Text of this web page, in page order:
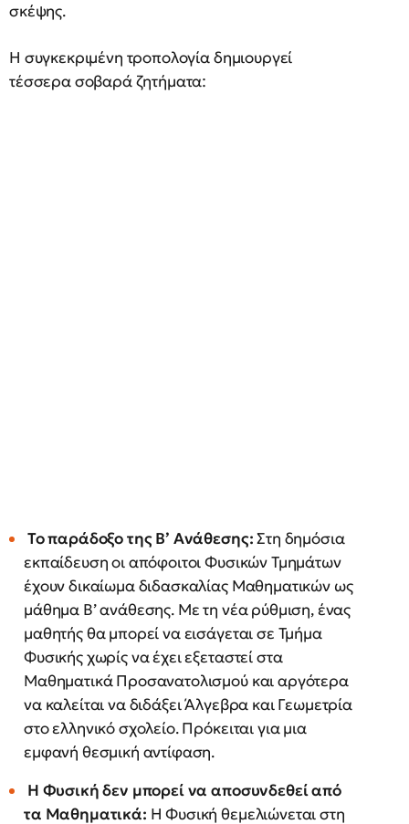
σκέψης.
Η συγκεκριμένη τροπολογία δημιουργεί
τέσσερα σοβαρά ζητήματα:
Το παράδοξο της Β’ Ανάθεσης:Στη δημόσια
εκπαίδευση οι απόφοιτοι Φυσικών Τμημάτων
έχουν δικαίωμα διδασκαλίας Μαθηματικών ως
μάθημα Β’ ανάθεσης. Με τη νέα ρύθμιση, ένας
μαθητής θα μπορεί να εισάγεται σε Τμήμα
Φυσικής χωρίς να έχει εξεταστεί στα
Μαθηματικά Προσανατολισμού και αργότερα
να καλείται να διδάξει Άλγεβρα και Γεωμετρία
στο ελληνικό σχολείο. Πρόκειται για μια
εμφανή θεσμική αντίφαση.
Η Φυσική δεν μπορεί να αποσυνδεθεί από
τα Μαθηματικά: Η Φυσική θεμελιώνεται στη